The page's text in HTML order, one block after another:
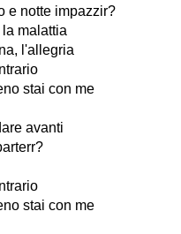
e notte impazzir?
malattia
l'allegria
stai con me
avanti
stai con me